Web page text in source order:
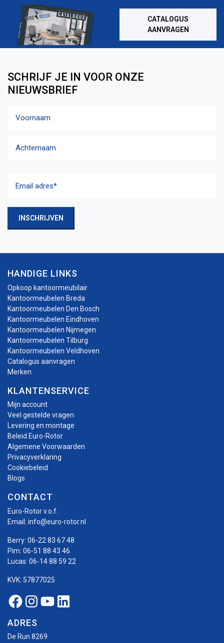
CATALOGUS
AANVRAGEN
SCHRIJF JE IN VOOR ONZE
NIEUWSBRIEF
adres(Vereist)
INSCHRIJVEN
HANDIGE LINKS
Opkoop kantoormeubilair
Kantoormeubelen Breda
Kantoormeubelen Den Bosch
Kantoormeubelen Eindhoven
Kantoormeubelen Nijmegen
Kantoormeubelen Tilburg
Kantoormeubelen Veldhoven
Catalogus aanvragen
Merken
KLANTENSERVICE
Mijn account
Veel gestelde vragen
Levering en montage
Beleid Euro-Rotor
Algemene Voorwaarden
Privacyverklaring
Cookiebeleid
Blogs
CONTACT
Euro-Rotor v.o.f.
Email: info@euro-rotor.nl
Berry: 06-22 83 67 48
Pim: 06-51 88 43 46
Lucas: 06-14 88 59 22
KVK: 57877025
Facebook Euro-rotor
Instagram Euro-rotor
Youtube Euro-rotor
Linkedin Euro-rotor
ADRES
De Run 8269